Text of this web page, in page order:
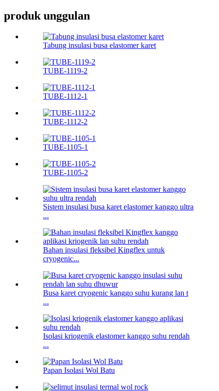
produk unggulan
Tabung insulasi busa elastomer karet
TUBE-1119-2
TUBE-1112-1
TUBE-1112-2
TUBE-1105-1
TUBE-1105-2
Sistem insulasi busa karet elastomer kanggo ultra
...
Bahan insulasi fleksibel Kingflex untuk
cryogenic...
Busa karet cryogenic kanggo suhu kurang lan t
...
Isolasi kriogenik elastomer kanggo suhu rendah
...
Papan Isolasi Wol Batu